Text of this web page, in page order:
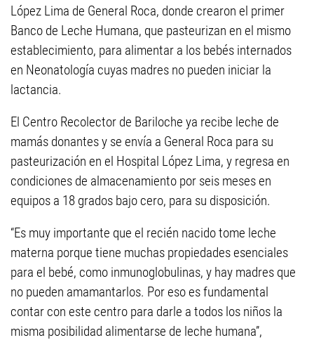
López Lima de General Roca, donde crearon el primer
Banco de Leche Humana, que pasteurizan en el mismo
establecimiento, para alimentar a los bebés internados
en Neonatología cuyas madres no pueden iniciar la
lactancia.
El Centro Recolector de Bariloche ya recibe leche de
mamás donantes y se envía a General Roca para su
pasteurización en el Hospital López Lima, y regresa en
condiciones de almacenamiento por seis meses en
equipos a 18 grados bajo cero, para su disposición.
“Es muy importante que el recién nacido tome leche
materna porque tiene muchas propiedades esenciales
para el bebé, como inmunoglobulinas, y hay madres que
no pueden amamantarlos. Por eso es fundamental
contar con este centro para darle a todos los niños la
misma posibilidad alimentarse de leche humana”,